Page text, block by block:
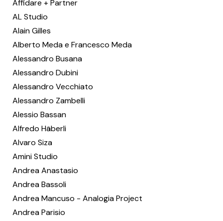
Affidare + Partner
AL Studio
Alain Gilles
Alberto Meda e Francesco Meda
Alessandro Busana
Alessandro Dubini
Alessandro Vecchiato
Alessandro Zambelli
Alessio Bassan
Alfredo Häberli
Alvaro Siza
Amini Studio
Andrea Anastasio
Andrea Bassoli
Andrea Mancuso - Analogia Project
Andrea Parisio